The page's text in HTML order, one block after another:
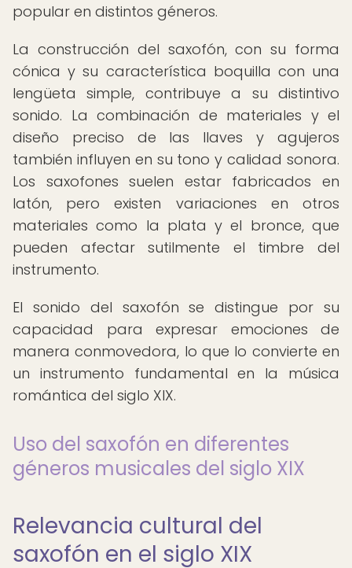
popular en distintos géneros.
La construcción del saxofón, con su forma
cónica y su característica boquilla con una
lengüeta simple, contribuye a su distintivo
sonido. La combinación de materiales y el
diseño preciso de las llaves y agujeros
también influyen en su tono y calidad sonora.
Los saxofones suelen estar fabricados en
latón, pero existen variaciones en otros
materiales como la plata y el bronce, que
pueden afectar sutilmente el timbre del
instrumento.
El sonido del saxofón se distingue por su
capacidad para expresar emociones de
manera conmovedora, lo que lo convierte en
un instrumento fundamental en la música
romántica del siglo XIX.
Uso del saxofón en diferentes
géneros musicales del siglo XIX
Relevancia cultural del
saxofón en el siglo XIX